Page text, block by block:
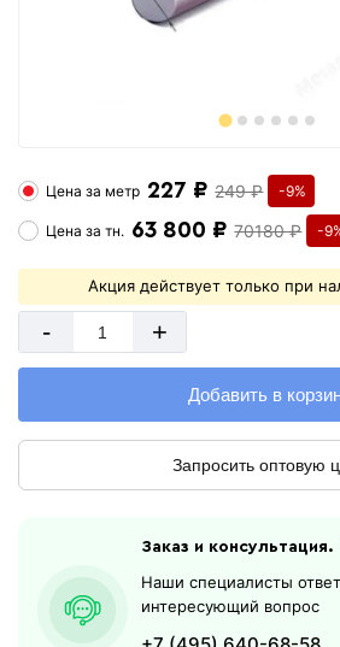
Цена за метр 227 ₽ 249 ₽ -9%
Цена затн. 63 800 ₽ 70180 ₽ -
Акция действует только при
- +
Добавить в
Запросить оптовую
Заказ и
Наши специалисты
интересующий вопрос